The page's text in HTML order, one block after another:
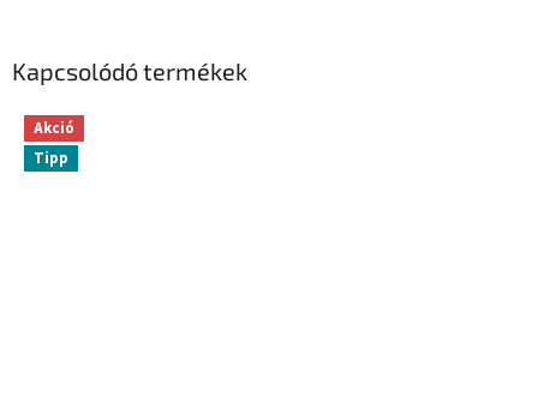
Kapcsolódó termékek
Akció
Tipp